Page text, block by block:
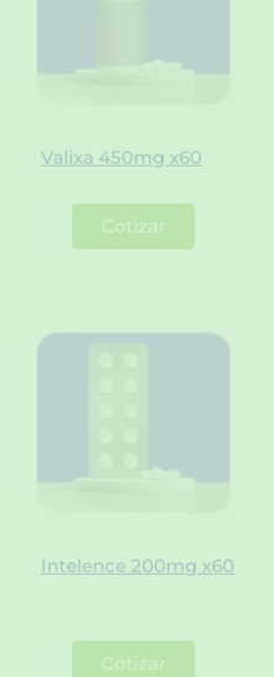
Valixa 450mg x60
Cotizar
Intelence 200mg x60
Cotizar